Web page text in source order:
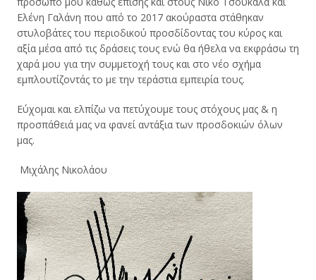
Ελένη Γαλάνη που από το 2017 ακούραστα στάθηκαν
στυλοβάτες του περιοδικού προσδίδοντας του κύρος και
αξία μέσα από τις δράσεις τους ενώ θα ήθελα να εκφράσω τη
χαρά μου για την συμμετοχή τους και στο νέο σχήμα
εμπλουτίζοντάς το με την τεράστια εμπειρία τους.
Εύχομαι και ελπίζω να πετύχουμε τους στόχους μας & η
προσπάθειά μας να φανεί αντάξια των προσδοκιών όλων
μας.
Μιχάλης Νικολάου